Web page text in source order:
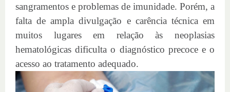
sangramentos e problemas de imunidade. Porém, a
falta de ampla divulgação e carência técnica em
muitos lugares em relação às neoplasias
hematológicas dificulta o diagnóstico precoce e o
acesso ao tratamento adequado.